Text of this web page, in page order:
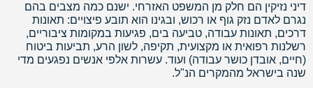
דיני נזיקין הם חלק מן המשפט האזרחי. ישנם כמה מצבים בהם
נגרם לאדם נזק גוף או רכוש, ובגינו הוא תובע פיצויים: תאונות
דרכים, תאונות עבודה, טביעה בים, פגיעות במקומות ציבוריים,
רשלנות רפואית או מקצועית, תקיפה, לשון הרע, תביעות ביטוח
(חיים, אובדן כושר עבודה) ועוד. עשרות אלפי אנשים נפגעים מדי
שנה בישראל מהמקרים הנ"ל.